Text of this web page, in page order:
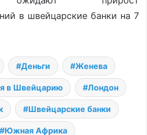
в швейцарские банки на 7
Деньги Женева
в Швейцарию Лондон
Швейцарские банки
Южная Африка